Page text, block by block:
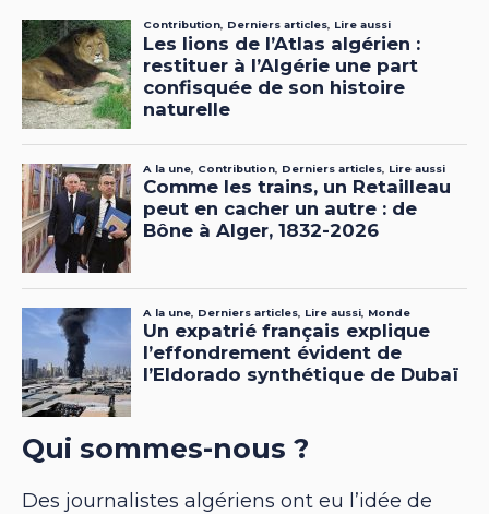
Qui sommes-nous ?
Des journalistes algériens ont eu l’idée de